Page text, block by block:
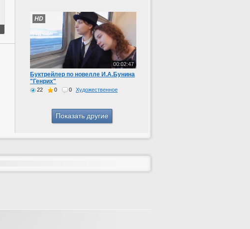
00:02:47
HD
Буктрейлер по новелле И.А.Бунина
"Генрих"
22 0 0 Художественное